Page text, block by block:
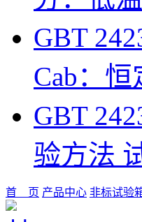
GBT
Cab：
GBT
验方法
首 页 产品中心 非标试验